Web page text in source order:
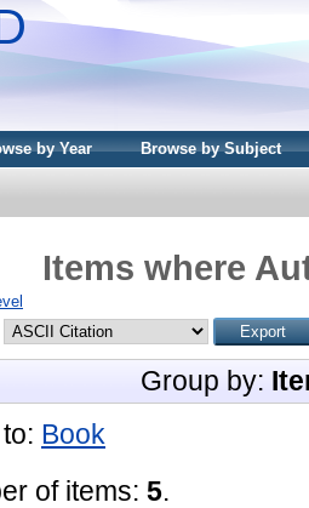
by Year Browse by Subject
Items where
Group by:
Book
of items: 5.